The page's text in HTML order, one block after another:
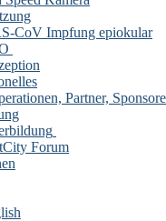
CoV Impfung epiokular
Partner,
Forum